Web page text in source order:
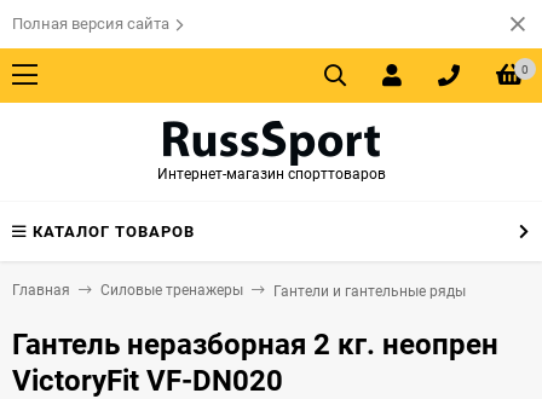
Полная версия сайта
0
Интернет-магазин спорттоваров
КАТАЛОГ ТОВАРОВ
Главная Силовые тренажеры Гантели и гантельные ряды
Гантель неразборная 2 кг. неопрен
VictoryFit VF-DN020